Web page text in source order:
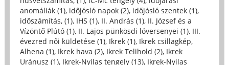
anomáliák (1), időjósló napok (2), időjósló szentek (1),
időszámítás, (1), IHS (1), II. András (1), II. József és a
Vízöntő Plútó (1), II. Lajos pünkösdi lóversenyei (1), III.
évezred női küldetése (1), Ikrek (1), Ikrek csillagkép,
Alhena (1), Ikrek hava (2), Ikrek Telihold (2), Ikrek
Uránusz (1), Ikrek-Nyilas tengely (13), Ikrek-Nyilas